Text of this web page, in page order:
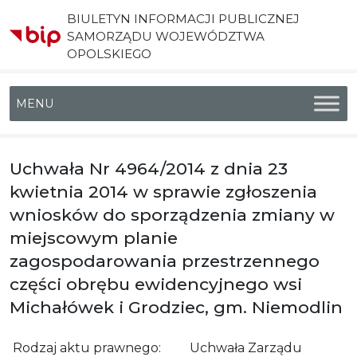
BIULETYN INFORMACJI PUBLICZNEJ
SAMORZĄDU WOJEWÓDZTWA
OPOLSKIEGO
Menu główne
Uchwała Nr 4964/2014 z dnia 23
kwietnia 2014 w sprawie zgłoszenia
wniosków do sporządzenia zmiany w
miejscowym planie
zagospodarowania przestrzennego
części obrębu ewidencyjnego wsi
Michałówek i Grodziec, gm. Niemodlin
Rodzaj aktu prawnego: Uchwała Zarządu